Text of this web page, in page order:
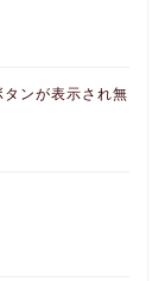
ンが表示され無